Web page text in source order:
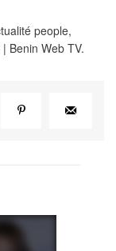
people,
Benin Web TV.